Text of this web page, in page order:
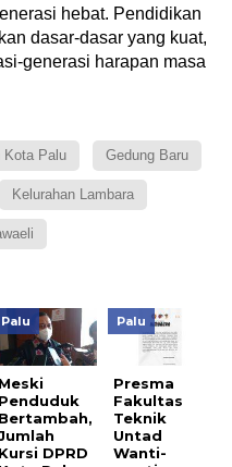
hebat. Pendidikan
dasar-dasar yang kuat,
generasi harapan masa
Kota Palu Gedung Baru
Kelurahan Lambara
Palu
Meski
Penduduk
Bertambah,
Kursi DPRD
Palu
Presma
Fakultas
Teknik
Untad
Wanti-